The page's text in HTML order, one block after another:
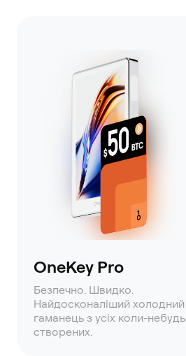
OneKey Pro
Безпечно. Швидко.
Найдосконаліший холодний
гаманець з усіх коли-небудь
створених.